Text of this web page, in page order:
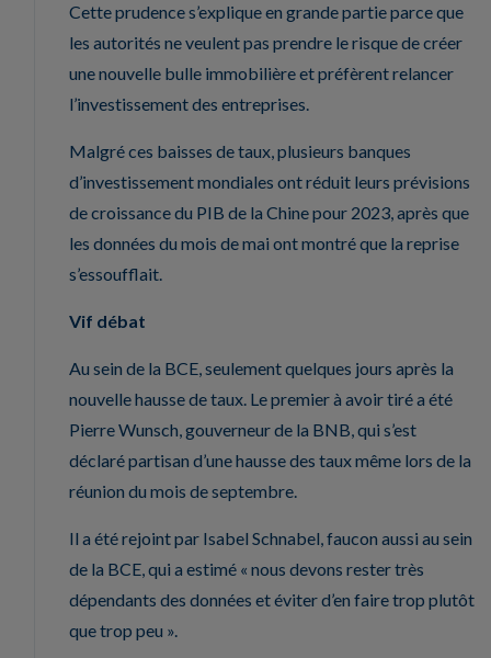
Cette prudence s’explique en grande partie parce que
les autorités ne veulent pas prendre le risque de créer
une nouvelle bulle immobilière et préfèrent relancer
l’investissement des entreprises.
Malgré ces baisses de taux, plusieurs banques
d’investissement mondiales ont réduit leurs prévisions
de croissance du PIB de la Chine pour 2023, après que
les données du mois de mai ont montré que la reprise
s’essoufflait.
Vif débat
Au sein de la BCE, seulement quelques jours après la
nouvelle hausse de taux. Le premier à avoir tiré a été
Pierre Wunsch, gouverneur de la BNB, qui s’est
déclaré partisan d’une hausse des taux même lors de la
réunion du mois de septembre.
Il a été rejoint par Isabel Schnabel, faucon aussi au sein
de la BCE, qui a estimé « nous devons rester très
dépendants des données et éviter d’en faire trop plutôt
que trop peu ».